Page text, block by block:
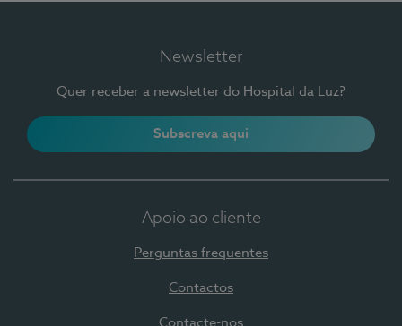
Newsletter
Quer receber a newsletter do Hospital da Luz?
Subscreva aqui
Apoio ao cliente
Perguntas frequentes
Contactos
Contacte-nos